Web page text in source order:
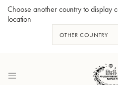
Choose another country to display
location
contenu